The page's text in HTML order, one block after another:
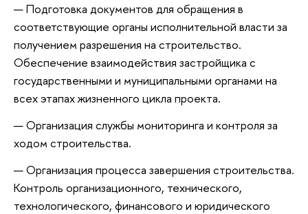
Подготовка документов для обращения в
соответствующие органы исполнительной власти за
получением разрешения на строительство.
Обеспечение взаимодействия застройщика с
государственными и муниципальными органами на
всех этапах жизненного цикла проекта.
Организация службы мониторинга и контроля за
ходом строительства.
Организация процесса завершения строительства.
Контроль организационного, технического,
технологического, финансового и юридического